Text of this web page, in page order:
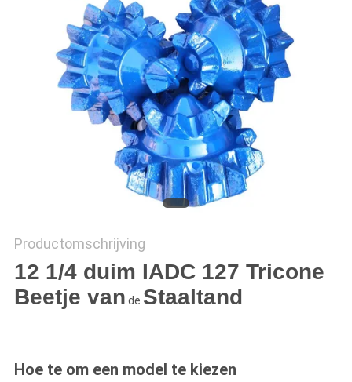
Productomschrijving
12 1/4 duim IADC 127 Tricone
Beetje van de Staaltand
Hoe te om een model te kiezen